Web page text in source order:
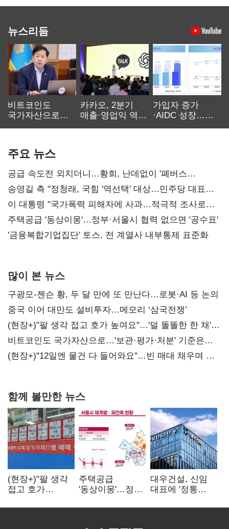
뉴스리듬
비트코인도
국가자산으로…'
카카오, 2분기
매출·영업익 역대
가입자 증가
·AIDC 성장…
주요 뉴스
공급 속도전 외치더니…황희, 난데없이 '폐버스
리모델링' 제안
송영길 측 "정청래, 국힘 '역선택' 대상…민주당 대표로
총선 지휘 못해"
이 대통령 "국가폭력 피해자에 사과…적극적 조사로
진실 밝혀야"
주택공급 '동상이몽'…정부·서울시 협력 없으면 '공수표'
'금융복합기업집단' 토스, 전 계열사 내부통제 표준화
많이 본 뉴스
구광모-젠슨 황, 두 달 만에 또 만난다…로봇·AI 등 논의
중국 이어 대만도 설비투자…메모리 ‘삼국전쟁’
(현장+)"팔 생각 접고 호가 높여요"…'덜 똘똘한 한 채'
20억 키맞추기
비트코인도 국가자산으로…'보관·평가·처분' 기준은
숙제
(현장+)"12일엔 물건 다 들어와요"…빈 매대 채우며 문
함께 볼만한 뉴스
(현장+)"팔 생각
접고 호가
똘똘한 한 채'
주택공급
'동상이몽'…정부
없으면 '공수표'
대우건설, 신임
대표에 '정통
부사장 내정